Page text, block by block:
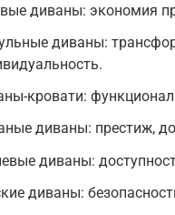
диваны: экономия
диваны:
кровати:
диваны: престиж,
диваны:
диваны: